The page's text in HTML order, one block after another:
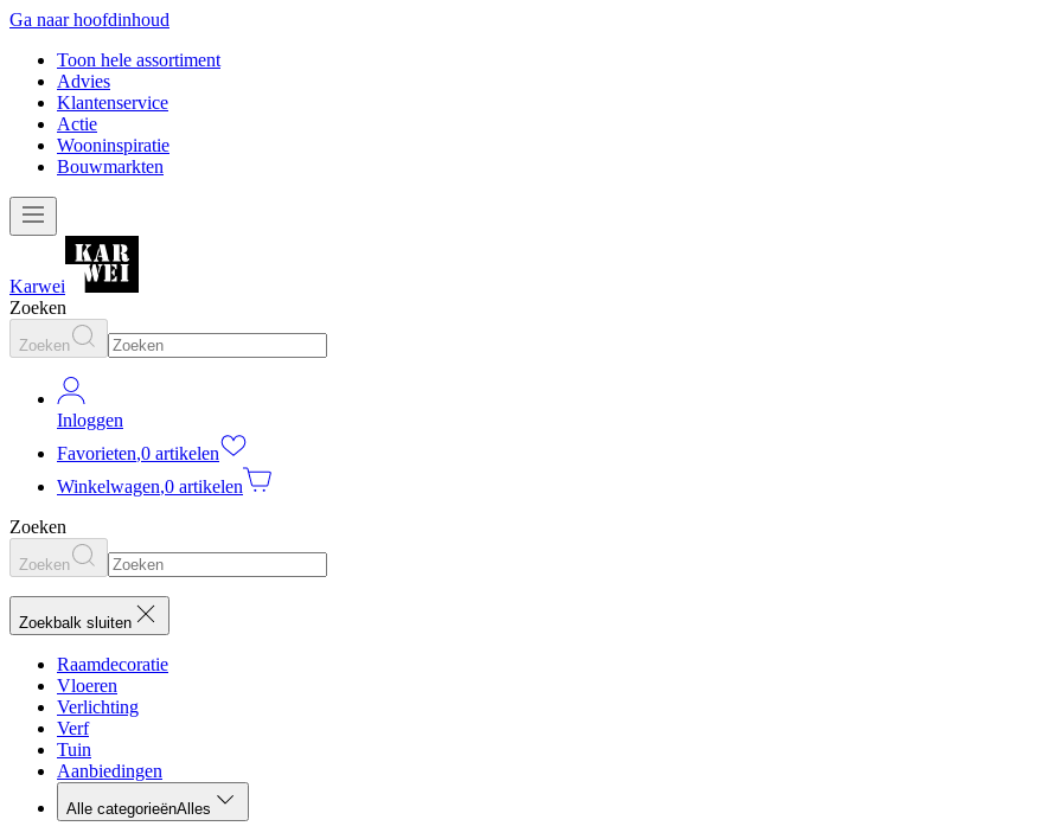
Ga naar hoofdinhoud
Toon hele assortiment
Advies
Klantenservice
Actie
Wooninspiratie
Bouwmarkten
Karwei
Zoeken
Zoeken
Inloggen
Favorieten,0 artikelen
Winkelwagen,0 artikelen
Zoeken
Zoeken
Zoekbalk sluiten
Raamdecoratie
Vloeren
Verlichting
Verf
Tuin
Aanbiedingen
Alle categorieënAlles